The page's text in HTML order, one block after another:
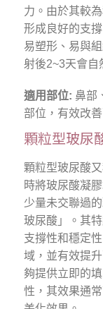
力。由於其較
形成良好的支
易塑形、易與
射後2~3天會自
適用部位: 鼻部
部位，有效改
顆粒型玻尿
顆粒型玻尿酸
時將玻尿酸凝
少量未交聯過
玻尿酸」。其
支撐性和穩定
域，並有效提
夠提供立即的
性，其效果通